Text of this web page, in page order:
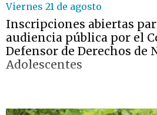
Viernes 21 de agosto
Inscripciones abiertas
audiencia pública por el
Defensor de Derechos de
Adolescentes